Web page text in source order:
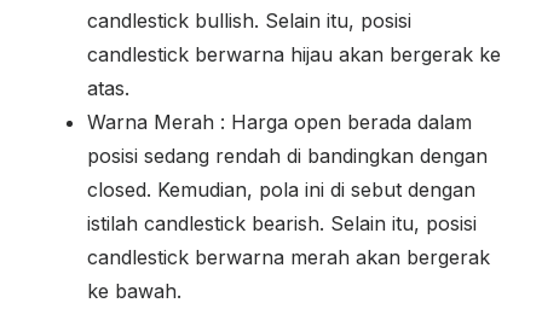
candlestick bullish. Selain itu, posisi
candlestick berwarna hijau akan bergerak ke
atas.
Warna Merah : Harga open berada dalam
posisi sedang rendah di bandingkan dengan
closed. Kemudian, pola ini di sebut dengan
istilah candlestick bearish. Selain itu, posisi
candlestick berwarna merah akan bergerak
ke bawah.